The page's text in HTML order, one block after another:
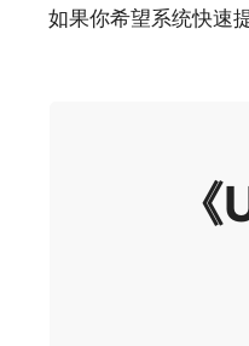
如果你希望系统快速